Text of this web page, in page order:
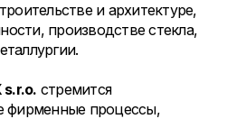
и архитектуре,
производстве стекла,
s.r.o. стремится
фирменные процессы,